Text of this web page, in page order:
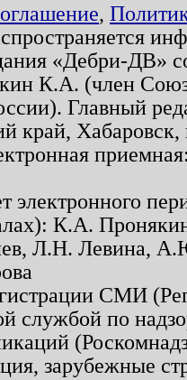
,
«Дебри-ДВ»
К.А. (член
Главный
край,
электронного
К.А.
Л.Н. Левина,
СМИ
службой по
зарубежные